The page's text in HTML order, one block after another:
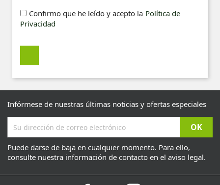
Confirmo que he leído y acepto la Política de
Privacidad
Infórmese de nuestras últimas noticias y ofertas especiales
Puede darse de baja en cualquier momento. Para ello,
consulte nuestra información de contacto en el aviso legal.